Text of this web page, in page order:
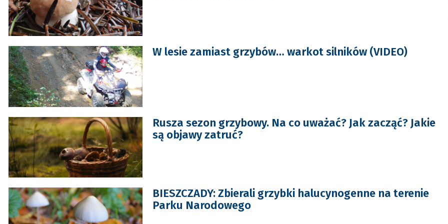
W lesie zamiast grzybów… warkot silników (VIDEO)
Rusza sezon grzybowy. Na co uważać? Jak zacząć? Jakie
są objawy zatruć?
BIESZCZADY: Zbierali grzybki halucynogenne na terenie
Parku Narodowego